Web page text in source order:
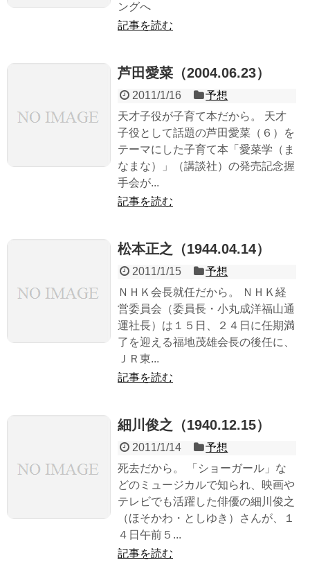
ングへ
記事を読む
芦田愛菜（2004.06.23）
2011/1/16
予想
天才子役が子育て本だから。 天才
子役として話題の芦田愛菜（６）を
テーマにした子育て本「愛菜学（ま
なまな）」（講談社）の発売記念握
手会が...
記事を読む
松本正之（1944.04.14）
2011/1/15
予想
ＮＨＫ会長就任だから。 ＮＨＫ経
営委員会（委員長・小丸成洋福山通
運社長）は１５日、２４日に任期満
了を迎える福地茂雄会長の後任に、
ＪＲ東...
記事を読む
細川俊之（1940.12.15）
2011/1/14
予想
死去だから。 「ショーガール」な
どのミュージカルで知られ、映画や
テレビでも活躍した俳優の細川俊之
（ほそかわ・としゆき）さんが、１
４日午前５...
記事を読む